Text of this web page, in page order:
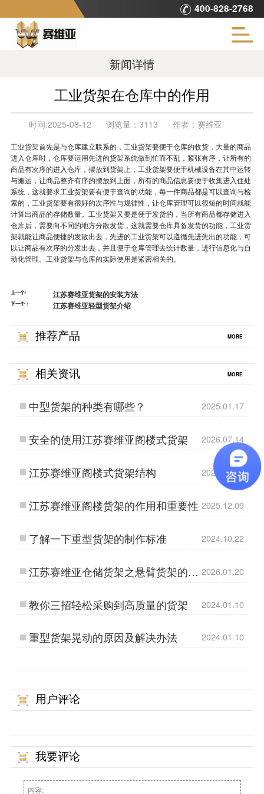
400-828-2768
新闻详情
工业货架在仓库中的作用
时间:2025-08-12 浏览量： 3113 作者： 赛维亚
工业货架首先是与仓库建立联系的，工业货架要便于仓库的收货，大量的商品
进入仓库时，仓库要运用先进的货架系统做到忙而不乱，紧张有序，让所有的
商品有次序的进入仓库，摆放到货架上，工业货架要便于机械设备在其中运转
与搬运，让商品整齐有序的摆放到上面，所有的商品信息要便于收集进入住处
系统，这就要求工业货架要有便于查询的功能，每一件商品都是可以查询与检
索的， 工业货架要有很好的次序性与规律性，让仓库管理可以很短的时间就能
计算出商品的存储数量。工业货架又要是便于发货的，当所有商品都存储进入
仓库后，需要向不同的地方分散发货，这就需要仓库具备发货的功能，工业货
架就能让商品便捷的发散出去，先进的工业货架可以遵循先进先出的功能，可
以让商品有次序的分发出去，并且便于仓库管理去统计数量，进行信息化与自
动化管理。 工业货架与仓库的实际使用是紧密相关的。
上一个: 江苏赛维亚货架的安装方法
下一个： 江苏赛维亚轻型货架介绍
推荐产品 MORE
相关资讯 MORE
中型货架的种类有哪些？ 2025.01.17
安全的使用江苏赛维亚阁楼式货架 2026.07.14
江苏赛维亚阁楼式货架结构 2025.05.09
江苏赛维亚阁楼货架的作用和重要性 2025.12.09
了解一下重型货架的制作标准 2024.10.22
江苏赛维亚仓储货架之悬臂货架的妙
用
2026.01.20
教你三招轻松采购到高质量的货架 2024.01.10
重型货架晃动的原因及解决办法 2024.01.10
用户评论
我要评论